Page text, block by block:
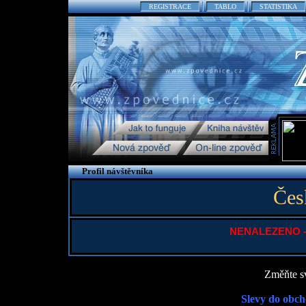
REGISTRACE TABLO STATISTIKA
Profil návštěvníka
NENALEZENO
Změňte
Slevy do